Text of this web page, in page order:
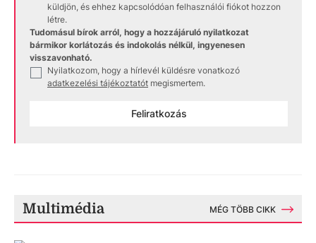
küldjön, és ehhez kapcsolódóan felhasználói fiókot hozzon
létre.
Tudomásul bírok arról, hogy a hozzájáruló nyilatkozat
bármikor korlátozás és indokolás nélkül, ingyenesen
visszavonható.
Nyilatkozom, hogy a hírlevél küldésre vonatkozó
adatkezelési tájékoztatót megismertem.
Feliratkozás
Multimédia MÉG TÖBB CIKK